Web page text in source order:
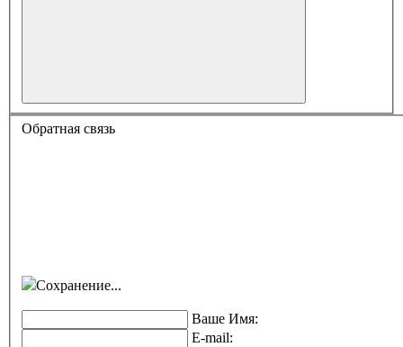
Обратная связь
Сохранение...
Ваше Имя:
E-mail: